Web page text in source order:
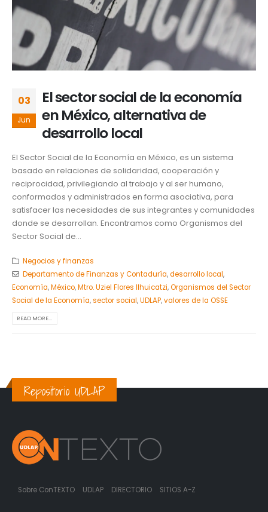
03
Jun
El sector social de la economía
en México, alternativa de
desarrollo local
El Sector Social de la Economía en México, es un sistema
basado en relaciones de solidaridad, cooperación y
reciprocidad, privilegiando al trabajo y al ser humano,
conformados y administrados en forma asociativa, para
satisfacer las necesidades de sus integrantes y comunidades
donde se desarrollan. Encontramos como Organismos del
Sector Social de...
Negocios y finanzas
Departamento de Finanzas y Contaduría,desarrollo local,
Economía,México,Mtro. Uziel Flores Ilhuicatzi,Organismos del Sector
Social de la Economía,sector social,UDLAP,valores de la OSSE
READ MORE...
Repositorio UDLAP
Sobre ConTEXTO UDLAP DIRECTORIO SITIOS A-Z